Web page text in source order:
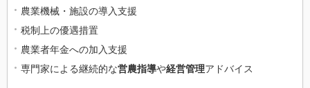
農業機械・施設の導入支援
税制上の優遇措置
農業者年金への加入支援
専門家による継続的な営農指導や経営管理アドバイス